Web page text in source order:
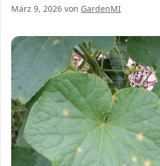
März 9, 2026 von GardenMI